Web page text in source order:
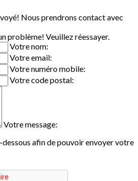
Nous prendrons contact avec
problème! Veuillez réessayer.
Votre nom:
Votre email:
Votre numéro mobile:
Votre code postal:
Votre message:
afin de pouvoir envoyer votre